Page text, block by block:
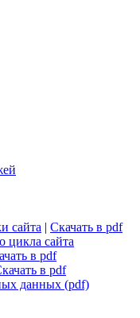
сайта | Скачать в pdf
цикла сайта
в pdf
в pdf
данных (pdf)